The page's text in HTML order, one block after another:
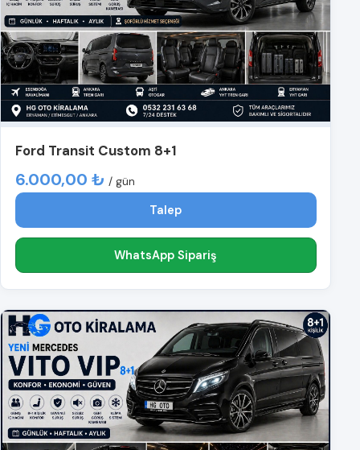
Ford Transit Custom 8+1
6.000,00 ₺ / gün
Talep
WhatsApp Sipariş